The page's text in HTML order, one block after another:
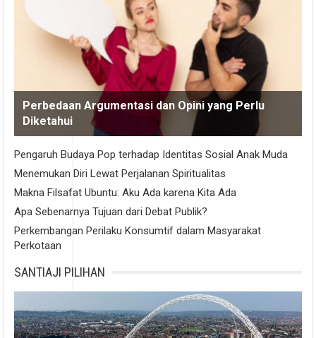
Perbedaan Argumentasi dan Opini yang Perlu
Diketahui
Pengaruh Budaya Pop terhadap Identitas Sosial Anak Muda
Menemukan Diri Lewat Perjalanan Spiritualitas
Makna Filsafat Ubuntu: Aku Ada karena Kita Ada
Apa Sebenarnya Tujuan dari Debat Publik?
Perkembangan Perilaku Konsumtif dalam Masyarakat
Perkotaan
SANTIAJI PILIHAN